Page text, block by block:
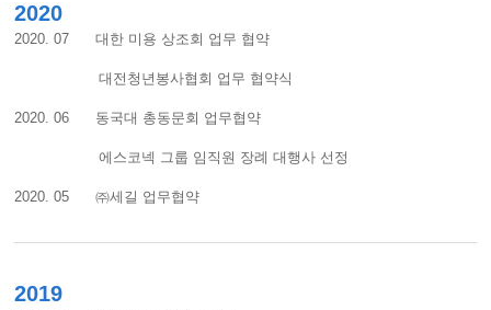
2020
2020. 07 대한 미용 상조회 업무 협약
대전청년봉사협회 업무 협약식
2020. 06 동국대 총동문회 업무협약
에스코넥 그룹 임직원 장례 대행사 선정
2020. 05 ㈜세길 업무협약
2019